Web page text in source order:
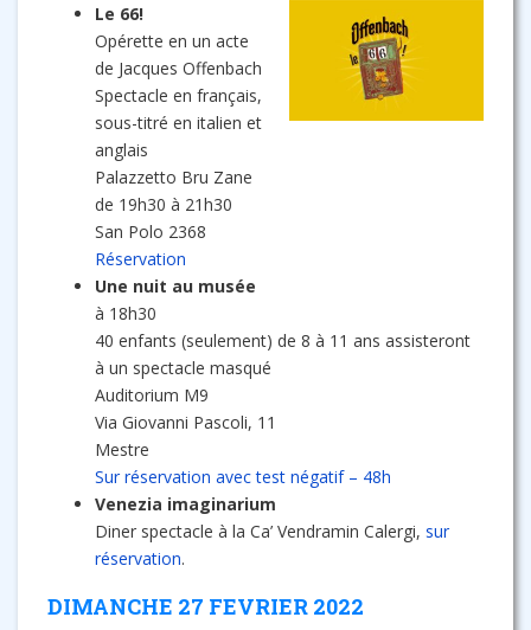
Le 66!
Opérette en un acte
de Jacques Offenbach
Spectacle en français,
sous-titré en italien et
anglais
Palazzetto Bru Zane
de 19h30 à 21h30
San Polo 2368
Réservation
Une nuit au musée
à 18h30
40 enfants (seulement) de 8 à 11 ans assisteront
à un spectacle masqué
Auditorium M9
Via Giovanni Pascoli, 11
Mestre
Sur réservation avec test négatif – 48h
Venezia imaginarium
Diner spectacle à la Ca’ Vendramin Calergi, sur
réservation.
DIMANCHE 27 FEVRIER 2022